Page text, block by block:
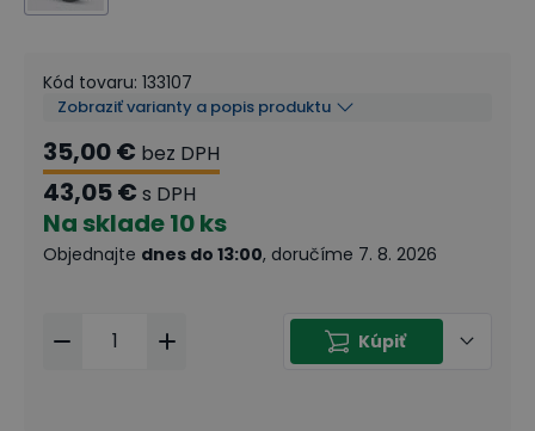
Kód tovaru: 133107
Zobraziť varianty a popis produktu
35,00 € bez DPH
43,05 € s DPH
Na sklade10 ks
Objednajte dnes do 13:00, doručíme 7. 8. 2026
Kúpiť